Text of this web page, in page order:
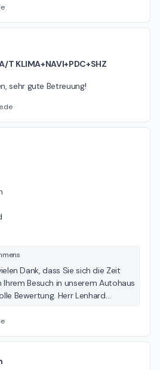
T KLIMA+NAVI+PDC+SHZ
sehr gute Betreuung!
Dank, dass Sie sich die Zeit
Besuch in unserem Autohaus
Bewertung. Herr Lenhard
wünschen Ihnen allzeit gute